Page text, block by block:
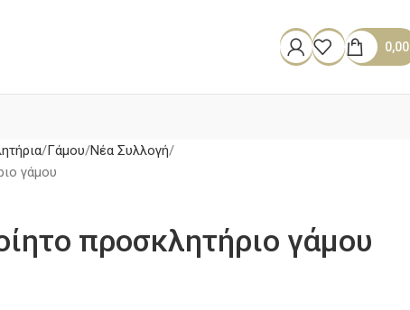
Γάμου Νέα Συλλογή
γάμου
προσκλητήριο γάμου